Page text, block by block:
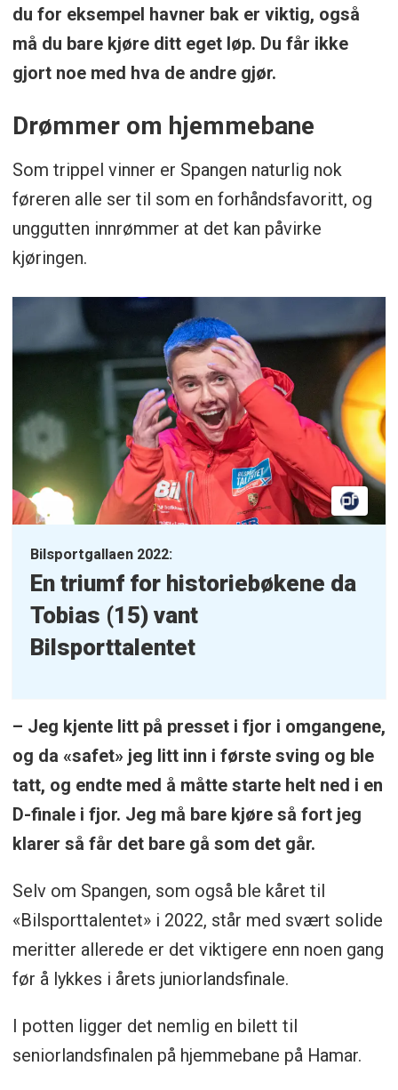
du for eksempel havner bak er viktig, også
må du bare kjøre ditt eget løp. Du får ikke
gjort noe med hva de andre gjør.
Drømmer om hjemmebane
Som trippel vinner er Spangen naturlig nok
føreren alle ser til som en forhåndsfavoritt, og
unggutten innrømmer at det kan påvirke
kjøringen.
Bilsportgallaen 2022:
En triumf for historiebøkene da
Tobias (15) vant
Bilsporttalentet
– Jeg kjente litt på presset i fjor i omgangene,
og da «safet» jeg litt inn i første sving og ble
tatt, og endte med å måtte starte helt ned i en
D-finale i fjor. Jeg må bare kjøre så fort jeg
klarer så får det bare gå som det går.
Selv om Spangen, som også ble kåret til
«Bilsporttalentet» i 2022, står med svært solide
meritter allerede er det viktigere enn noen gang
før å lykkes i årets juniorlandsfinale.
I potten ligger det nemlig en bilett til
seniorlandsfinalen på hjemmebane på Hamar.